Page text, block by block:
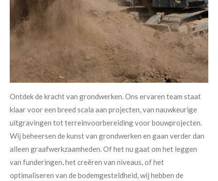
Ontdek de kracht van grondwerken. Ons ervaren team staat
klaar voor een breed scala aan projecten, van nauwkeurige
uitgravingen tot terreinvoorbereiding voor bouwprojecten.
Wij beheersen de kunst van grondwerken en gaan verder dan
alleen graafwerkzaamheden. Of het nu gaat om het leggen
van funderingen, het creëren van niveaus, of het
optimaliseren van de bodemgesteldheid, wij hebben de